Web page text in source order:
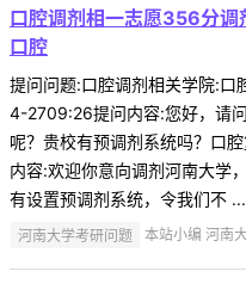
口腔调剂相一志愿356分调
口腔
提问问题:口腔调剂相关学院:
4-2709:26提问内容:您好，请
呢？贵校有预调剂系统吗？口
内容:欢迎你意向调剂河南大学
有设置预调剂系统，令我们不 ...
河南大学考研问题 本站小编 河南